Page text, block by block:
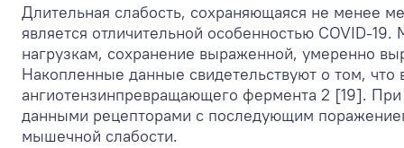
Длительная слабость, сохраняющаяся не менее
является отличительной особенностью COVID-
нагрузкам, сохранение выраженной, умеренно
Накопленные данные свидетельствуют о том, что
ангиотензинпревращающего фермента 2 [19]. При
данными рецепторами с последующим
мышечной слабости.